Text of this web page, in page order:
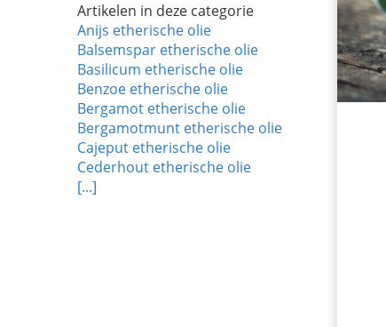
Artikelen in deze categorie
Anijs etherische olie
Balsemspar etherische olie
Basilicum etherische olie
Benzoe etherische olie
Bergamot etherische olie
Bergamotmunt etherische olie
Cajeput etherische olie
Cederhout etherische olie
[...]